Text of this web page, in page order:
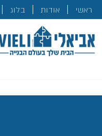
ראשי אודות בלוג